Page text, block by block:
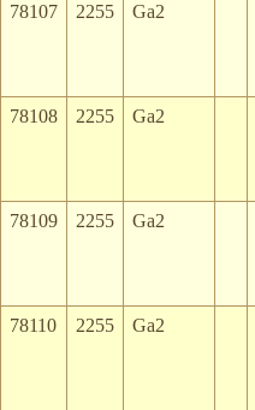
78107 2255 Ga2
78108 2255 Ga2
78109 2255 Ga2
78110 2255 Ga2